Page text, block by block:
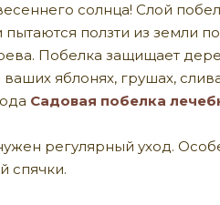
солнца! Слой
ползти из земли
Побелка защищает
яблонях, грушах,
Садовая побелка
регулярный уход.
спячки.